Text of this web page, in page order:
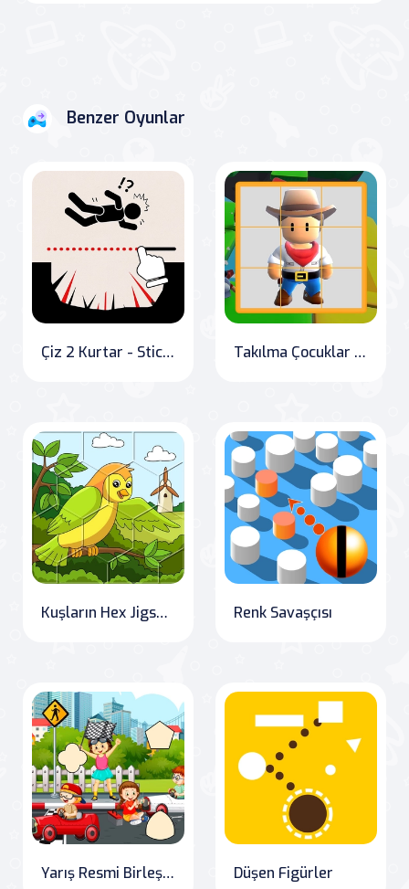
Benzer Oyunlar
Çiz 2 Kurtar - Stickman Kurtarma Takılma Çocuklar Kayan Bulmaca
Kuşların Hex Jigsaw'a Gözü Kapalı Çözümü Renk Savaşçısı
Yarış Resmi Birleştirme Düşen Figürler